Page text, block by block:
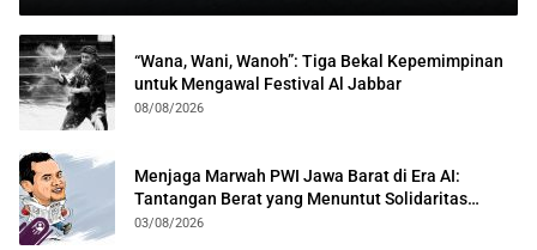
“Wana, Wani, Wanoh”: Tiga Bekal Kepemimpinan
untuk Mengawal Festival Al Jabbar
08/08/2026
Menjaga Marwah PWI Jawa Barat di Era AI:
Tantangan Berat yang Menuntut Solidaritas
Lintas Generasi
03/08/2026